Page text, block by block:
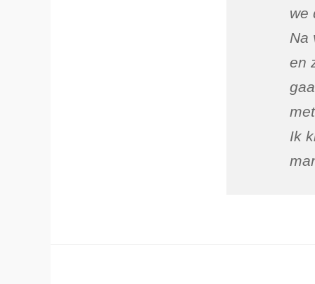
we
Na
en
Ik